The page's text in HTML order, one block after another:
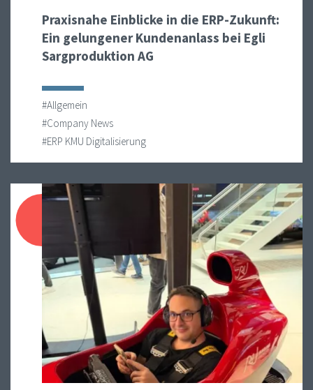
Praxisnahe Einblicke in die ERP-Zukunft:
Ein gelungener Kundenanlass bei Egli
Sargproduktion AG
#Allgemein
#Company News
#ERP KMU Digitalisierung